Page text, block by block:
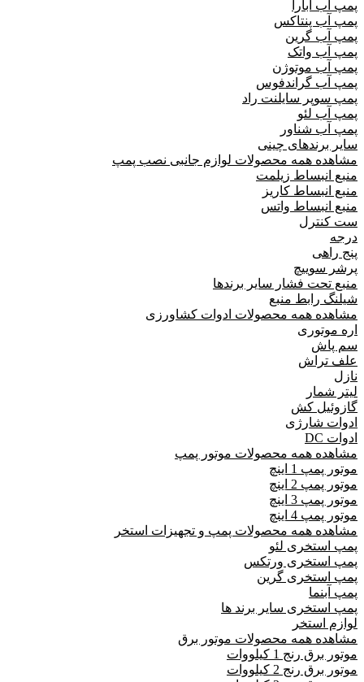
پمپ آب آبارا
پمپ آب پنتاکس
پمپ آب گرین
پمپ آب واتک
پمپ آب موتوژن
پمپ آب گراندفوس
پمپ سوپر سایلنت راد
پمپ آب لئو
پمپ آب شناور
سایر برندهای چینی
مشاهده همه محصولات لوازم جانبی نصب پمپ
منبع انبساط زیلمت
منبع انبساط کاریز
منبع انبساط واتس
ست کنترل
درجه
پنج راهی
پرشر سوییچ
منبع تحت فشار سایر برندها
شیلنگ رابط منبع
مشاهده همه محصولات ادوات کشاورزی
اره موتوری
سم پاش
علف تراش
نازل
لیتر شمار
گازوئیل کش
ادوات شارژی
ادوات DC
مشاهده همه محصولات موتور پمپ
موتور پمپ 1 اینچ
موتور پمپ 2 اینچ
موتور پمپ 3 اینچ
موتور پمپ 4 اینچ
مشاهده همه محصولات پمپ و تجهیزات استخر
پمپ استخری لئو
پمپ استخری ورتکس
پمپ استخری گرین
پمپ آبنما
پمپ استخری سایر برند ها
لوازم استخر
مشاهده همه محصولات موتور برق
موتور برق رنج 1 کیلووات
موتور برق رنج 2 کیلووات